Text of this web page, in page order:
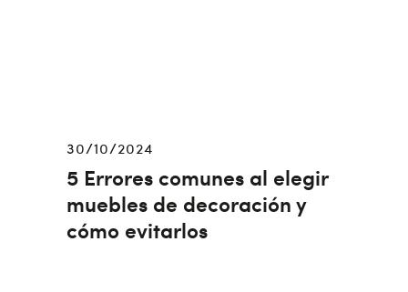
5 Errores comunes al elegir
muebles de decoración y
cómo evitarlos
30/10/2024